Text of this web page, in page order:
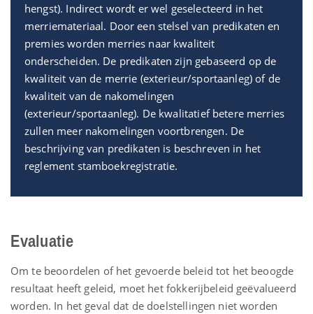
hengst). Indirect wordt er wel geselecteerd in het
merriemateriaal. Door een stelsel van predikaten en
premies worden merries naar kwaliteit
onderscheiden. De predikaten zijn gebaseerd op de
kwaliteit van de merrie (exterieur/sportaanleg) of de
kwaliteit van de nakomelingen
(exterieur/sportaanleg). De kwalitatief betere merries
zullen meer nakomelingen voortbrengen. De
beschrijving van predikaten is beschreven in het
reglement stamboekregistratie.
Evaluatie
Om te beoordelen of het gevoerde beleid tot het beoogde
resultaat heeft geleid, moet het fokkerijbeleid geëvalueerd
worden. In het geval dat de doelstellingen niet worden